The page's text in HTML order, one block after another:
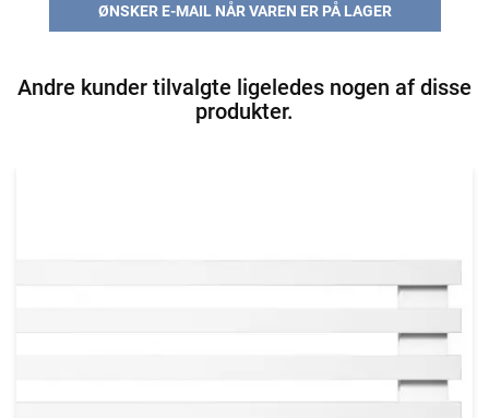
ØNSKER E-MAIL NÅR VAREN ER PÅ LAGER
Andre kunder tilvalgte ligeledes nogen af disse
produkter.